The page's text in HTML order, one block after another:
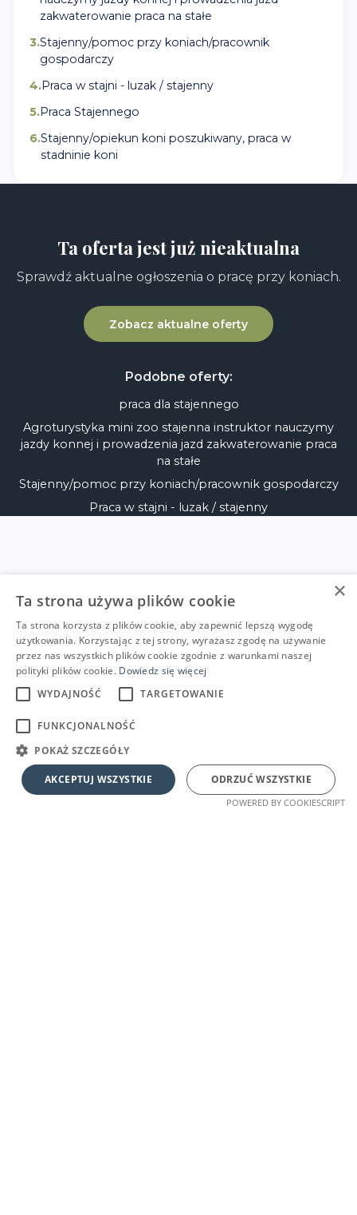
zakwaterowanie praca na stałe
3.Stajenny/pomoc przy koniach/pracownik
gospodarczy
4.Praca w stajni - luzak / stajenny
5.Praca Stajennego
6.Stajenny/opiekun koni poszukiwany, praca w
stadninie koni
Ta oferta jest już nieaktualna
Sprawdź aktualne ogłoszenia o pracę przy koniach.
Zobacz aktualne oferty
Podobne oferty:
praca dla stajennego
Agroturystyka mini zoo stajenna instruktor nauczymy
jazdy konnej i prowadzenia jazd zakwaterowanie praca
na stałe
Stajenny/pomoc przy koniach/pracownik gospodarczy
Praca w stajni - luzak / stajenny
×
Ta strona używa plików cookie
Ta strona korzysta z plików cookie, aby zapewnić lepszą wygodę
użytkowania. Korzystając z tej strony, wyrażasz zgodę na używanie
przez nas wszystkich plików cookie zgodnie z warunkami naszej
polityki plików cookie. Dowiedz się więcej
WYDAJNOŚĆ
TARGETOWANIE
FUNKCJONALNOŚĆ
POKAŻ SZCZEGÓŁY
AKCEPTUJ WSZYSTKIE ODRZUĆ WSZYSTKIE
POWERED BY COOKIESCRIPT